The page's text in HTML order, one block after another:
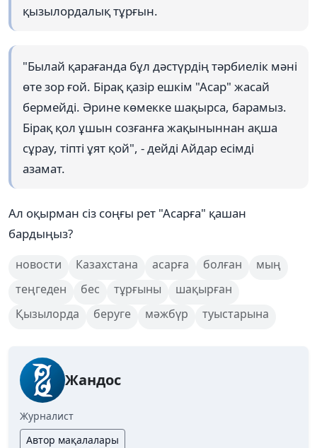
қызылордалық тұрғын.
"Былай қарағанда бұл дәстүрдің тәрбиелік мәні
өте зор ғой. Бірақ қазір ешкім "Асар" жасай
бермейді. Әрине көмекке шақырса, барамыз.
Бірақ қол ұшын созғанға жақыныннан ақша
сұрау, тіпті ұят қой", - дейді Айдар есімді
азамат.
Ал оқырман сіз соңғы рет "Асарға" қашан
бардыңыз?
новости Казахстана асарға болған
мың
теңгеден
бес тұрғыны
шақырған
Қызылорда
беруге мәжбүр туыстарына
Жандос
Журналист
Автор мақалалары